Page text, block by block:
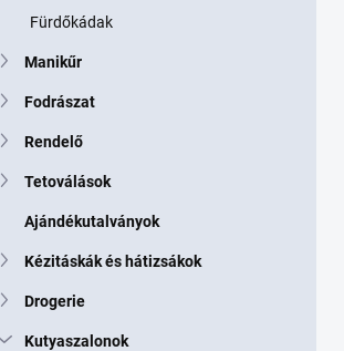
Fürdőkádak
Manikűr
Fodrászat
Rendelő
Tetoválások
Ajándékutalványok
Kézitáskák és hátizsákok
Drogerie
Kutyaszalonok